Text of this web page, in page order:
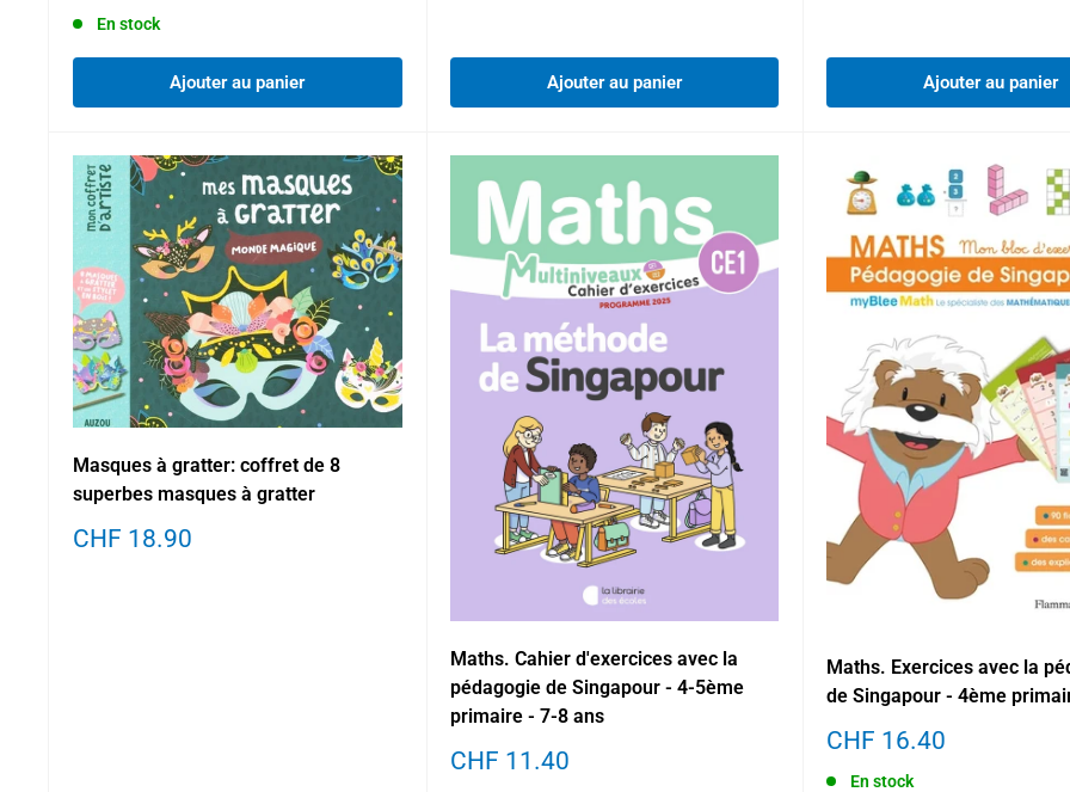
En stock
Ajouter au panier Ajouter au panier Ajouter au panier
Masques à gratter: coffret de 8
superbes masques à gratter
Prix
CHF 18.90
Maths. Cahier d'exercices avec la
pédagogie de Singapour - 4-5ème
primaire - 7-8 ans
Prix
CHF 11.40
Maths. Exercices avec la
de Singapour - 4ème
Prix
CHF 16.40
En stock